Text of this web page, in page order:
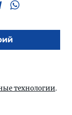
технологии.